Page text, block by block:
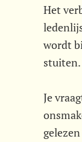
Het
wordt
stuiten.
Je